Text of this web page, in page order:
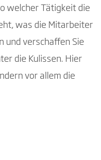
welcher Tätigkeit die
was die Mitarbeiter
und verschaffen Sie
die Kulissen. Hier
vor allem die